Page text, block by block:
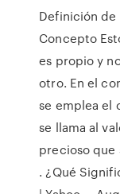
Definición de
Concepto
es propio y
otro. En el
se emplea el
se llama al
precioso que
. ¿Qué